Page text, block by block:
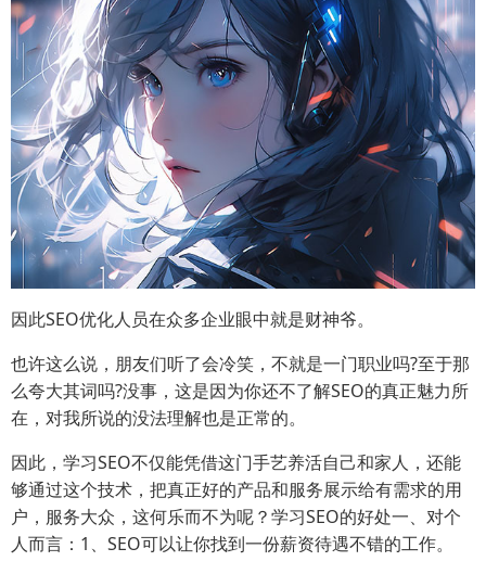
因此SEO优化人员在众多企业眼中就是财神爷。
也许这么说，朋友们听了会冷笑，不就是一门职业吗?至于那
么夸大其词吗?没事，这是因为你还不了解SEO的真正魅力所
在，对我所说的没法理解也是正常的。
因此，学习SEO不仅能凭借这门手艺养活自己和家人，还能
够通过这个技术，把真正好的产品和服务展示给有需求的用
户，服务大众，这何乐而不为呢？学习SEO的好处一、对个
人而言：1、SEO可以让你找到一份薪资待遇不错的工作。